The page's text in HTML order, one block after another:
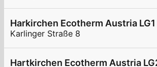
Harkirchen Ecotherm Austria LG1
Karlinger Straße 8
Hartkirchen Ecotherm Austria